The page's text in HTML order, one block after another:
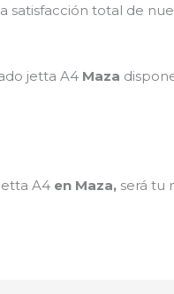
total de
jetta A4 Maza
A4 en Maza, será tu